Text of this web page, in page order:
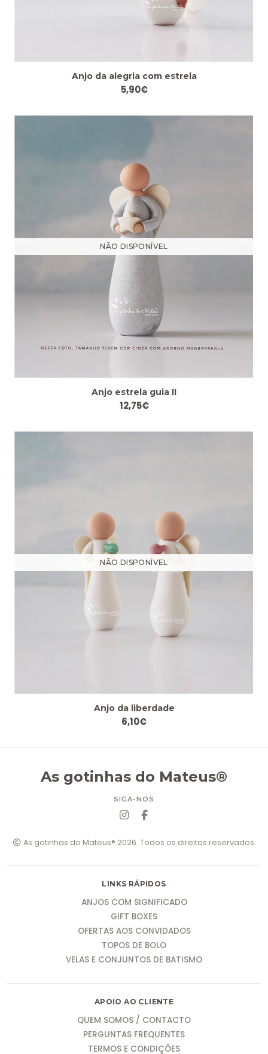
Anjo da alegria com estrela
5,90€
NÃO DISPONÍVEL
Anjo estrela guia II
12,75€
NÃO DISPONÍVEL
Anjo da liberdade
6,10€
As gotinhas do Mateus®
SIGA-NOS
As gotinhas do Mateus® 2026. Todos os direitos reservados.
LINKS RÁPIDOS
ANJOS COM SIGNIFICADO
GIFT BOXES
OFERTAS AOS CONVIDADOS
TOPOS DE BOLO
VELAS E CONJUNTOS DE BATISMO
APOIO AO CLIENTE
QUEM SOMOS / CONTACTO
PERGUNTAS FREQUENTES
TERMOS E CONDIÇÕES